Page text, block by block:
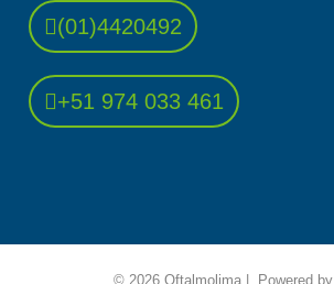
(01)4420492
+51 974 033 461
© 2026 Oftalmolima | Powered by